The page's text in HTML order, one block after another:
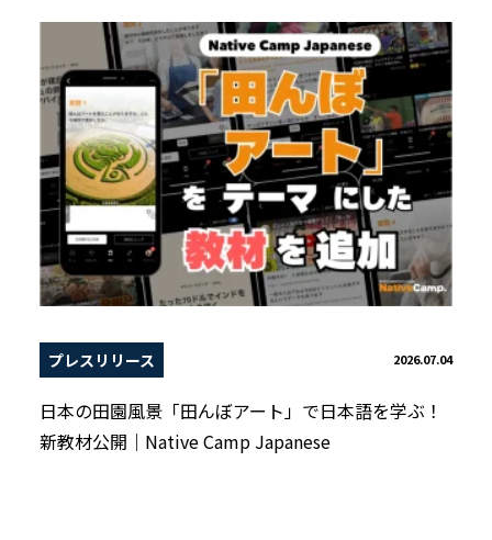
プレスリリース 2026.07.04
日本の田園風景「田んぼアート」で日本語を学ぶ！
新教材公開｜Native Camp Japanese